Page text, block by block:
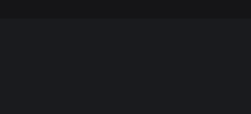
Liu Yan, as well as the chance to gain the
coming out fighting.